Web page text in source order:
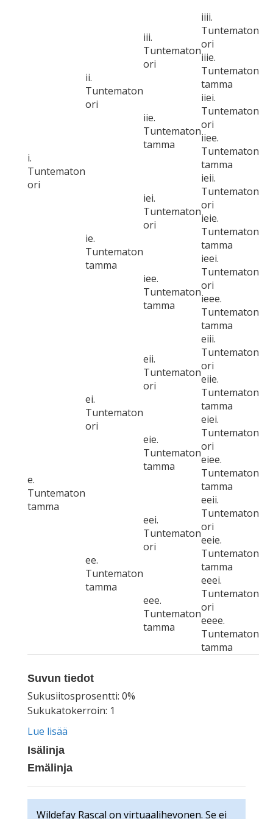
i.
Tuntematon
ori
ii.
Tuntematon
ori
iii.
Tuntematon
ori
iiii.
Tuntematon
ori
iiie.
Tuntematon
tamma
iie.
Tuntematon
tamma
iiei.
Tuntematon
ori
iiee.
Tuntematon
tamma
ie.
Tuntematon
tamma
iei.
Tuntematon
ori
ieii.
Tuntematon
ori
ieie.
Tuntematon
tamma
iee.
Tuntematon
tamma
ieei.
Tuntematon
ori
ieee.
Tuntematon
tamma
e.
Tuntematon
tamma
ei.
Tuntematon
ori
eii.
Tuntematon
ori
eiii.
Tuntematon
ori
eiie.
Tuntematon
tamma
eie.
Tuntematon
tamma
eiei.
Tuntematon
ori
eiee.
Tuntematon
tamma
ee.
Tuntematon
tamma
eei.
Tuntematon
ori
eeii.
Tuntematon
ori
eeie.
Tuntematon
tamma
eee.
Tuntematon
tamma
eeei.
Tuntematon
ori
eeee.
Tuntematon
tamma
Suvun tiedot
Sukusiitosprosentti: 0%
Sukukatokerroin: 1
Lue lisää
Isälinja
Emälinja
Wildefay Rascal on virtuaalihevonen. Se ei